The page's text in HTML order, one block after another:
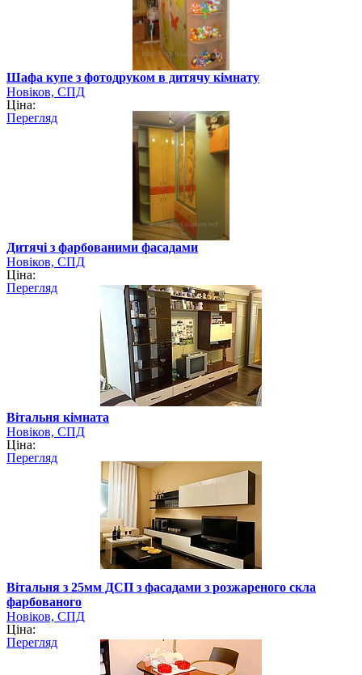
Шафа купе з фотодруком в дитячу кімнату
Новіков, СПД
Ціна:
Перегляд
Дитячі з фарбованими фасадами
Новіков, СПД
Ціна:
Перегляд
Вітальня кімната
Новіков, СПД
Ціна:
Перегляд
Вітальня з 25мм ДСП з фасадами з розжареного скла
фарбованого
Новіков, СПД
Ціна:
Перегляд